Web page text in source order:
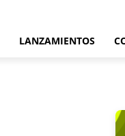
LANZAMIENTOS